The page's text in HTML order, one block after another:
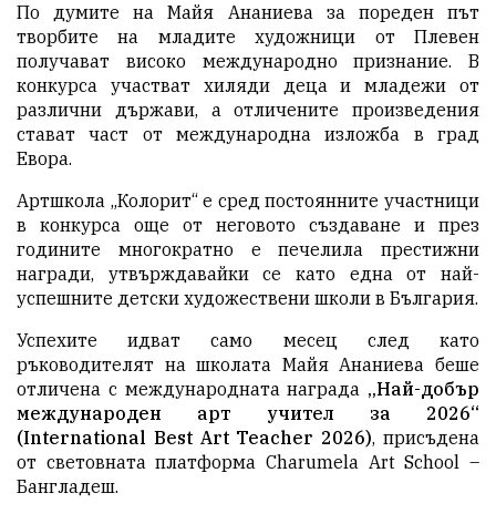
По думите на Майя Ананиева за пореден път
творбите на младите художници от Плевен
получават високо международно признание. В
конкурса участват хиляди деца и младежи от
различни държави, а отличените произведения
стават част от международна изложба в град
Евора.
Артшкола „Колорит“ е сред постоянните участници
в конкурса още от неговото създаване и през
годините многократно е печелила престижни
награди, утвърждавайки се като една от най-
успешните детски художествени школи в България.
Успехите идват само месец след като
ръководителят на школата Майя Ананиева беше
отличена с международната награда „Най-добър
международен арт учител за 2026“
(International Best Art Teacher 2026), присъдена
от световната платформа Charumela Art School –
Бангладеш.